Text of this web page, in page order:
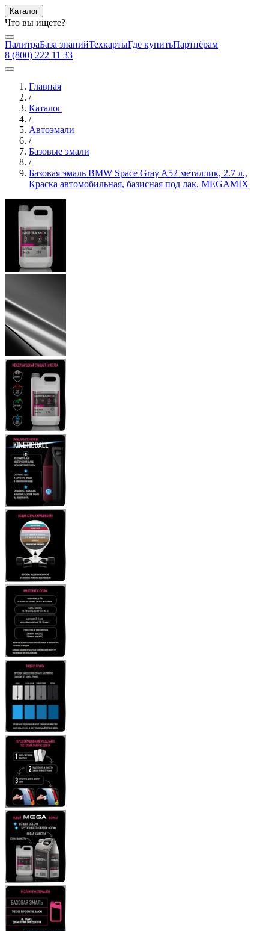
Каталог
Что вы ищете?
ПалитраБаза знанийТехкартыГде купитьПартнёрам
8 (800) 222 11 33
Главная
/
Каталог
/
Автоэмали
/
Базовые эмали
/
Базовая эмаль BMW Space Gray A52 металлик, 2.7 л.,
Краска автомобильная, базисная под лак, MEGAMIX